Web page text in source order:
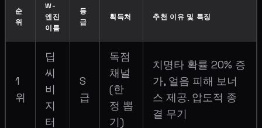
순
위
W-
엔진
이름
등
급
획득처 추천 이유 및 특징
1
위
딥
씨
비
지
터
S
급
독점
채널
(한
정 뽑
기)
치명타 확률 20% 증
가, 얼음 피해 보너
스 제공. 압도적 종
결 무기